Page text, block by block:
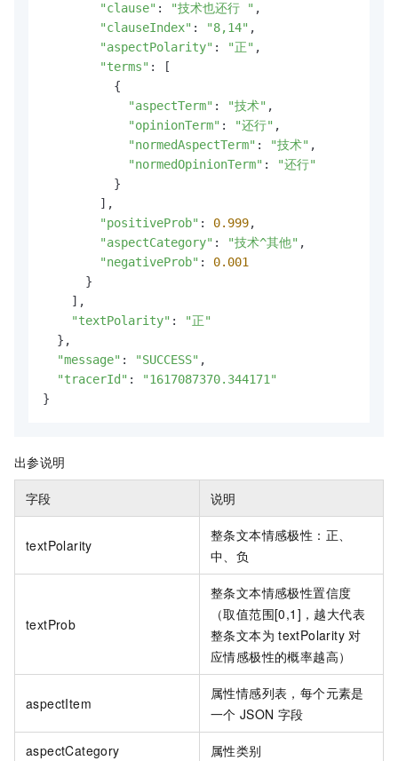
"clause" : "技术也还行 " ,
"clauseIndex" : "8,14" ,
"aspectPolarity" : "正" ,
"terms" : [
          {
"aspectTerm" : "技术" ,
"opinionTerm" : "还行" ,
"normedAspectTerm" : "技术" ,
"normedOpinionTerm" :
"还行"
          }
        ],
"positiveProb" : 0.999,
"aspectCategory" : "技术^其他" ,
"negativeProb" : 0.001
      }
    ],
"textPolarity" :
"正"
  },
"message" : "SUCCESS" ,
"tracerId" :
"1617087370.344171"
}
出参说明
字段 说明
textPolarity
整条文本情感极性：正、
中、负
textProb
整条文本情感极性置信度
（取值范围[0,1]，越大代表
整条文本为 textPolarity 对
应情感极性的概率越高）
aspectItem
属性情感列表，每个元素是
一个 JSON 字段
aspectCategory 属性类别